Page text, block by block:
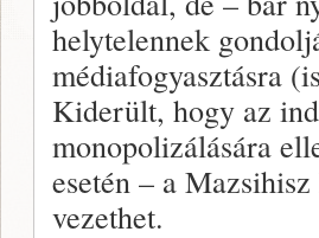
helytelennek
médiafogyasztásra
Kiderült, hogy az
monopolizálására
esetén – a
vezethet.